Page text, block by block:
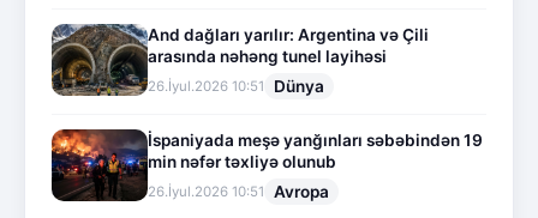
And dağları yarılır: Argentina və Çili
arasında nəhəng tunel layihəsi
26.İyul.2026 10:51 Dünya
İspaniyada meşə yanğınları səbəbindən 19
min nəfər təxliyə olunub
26.İyul.2026 10:51 Avropa